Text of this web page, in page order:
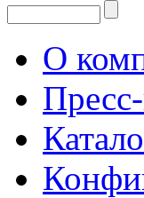
О